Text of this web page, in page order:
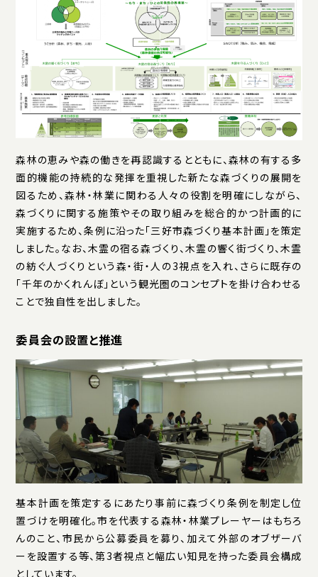
森林の恵みや森の働きを再認識するとともに、森林の有する多
面的機能の持続的な発揮を重視した新たな森づくりの展開を
図るため、森林・林業に関わる人々の役割を明確にしながら、
森づくりに関する施策やその取り組みを総合的かつ計画的に
実施するため、条例に沿った「三好市森づくり基本計画」を策定
しました。なお、木霊の宿る森づくり、木霊の響く街づくり、木霊
の紡ぐ人づくりという森・街・人の3視点を入れ、さらに既存の
「千年のかくれんぼ」という観光圏のコンセプトを掛け合わせる
ことで独自性を出しました。
委員会の設置と推進
基本計画を策定するにあたり事前に森づくり条例を制定し位
置づけを明確化。市を代表する森林・林業プレーヤーはもちろ
んのこと、市民から公募委員を募り、加えて外部のオブザーバ
ーを設置する等、第3者視点と幅広い知見を持った委員会構成
としています。